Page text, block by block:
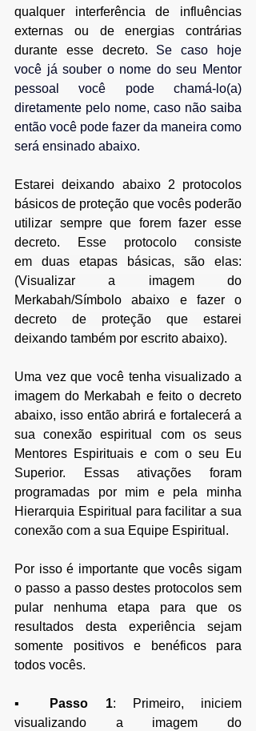
qualquer interferência de influências
externas ou de energias contrárias
durante esse decreto.
Se caso hoje
você já souber o nome do seu Mentor
pessoal você pode chamá-lo(a)
diretamente pelo nome, caso não saiba
então você pode fazer da maneira como
será ensinado abaixo.
Estarei deixando abaixo 2 protocolos
básicos de proteção que vocês poderão
utilizar sempre que forem fazer esse
decreto. Esse protocolo consiste
em duas etapas básicas, são elas:
(Visualizar a imagem do
Merkabah/Símbolo abaixo e fazer o
decreto de proteção que estarei
deixando também por escrito abaixo).
Uma vez que você tenha visualizado a
imagem do Merkabah e feito o decreto
abaixo, isso então abrirá e fortalecerá a
sua conexão espiritual com os seus
Mentores Espirituais e com o seu Eu
Superior. Essas ativações foram
programadas por mim e pela minha
Hierarquia Espiritual para facilitar a sua
conexão com a sua Equipe Espiritual.
Por isso é importante que vocês sigam
o passo a passo destes protocolos sem
pular nenhuma etapa para que os
resultados desta experiência sejam
somente positivos e benéficos para
todos vocês.
▪ Passo 1: Primeiro, iniciem
visualizando a imagem do